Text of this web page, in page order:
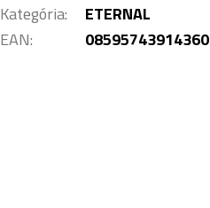
Kategória:
ETERNAL
EAN: 08595743914360